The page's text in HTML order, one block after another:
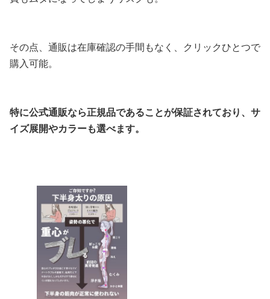
その点、通販は在庫確認の手間もなく、クリックひとつで
購入可能。
特に公式通販なら正規品であることが保証されており、サ
イズ展開やカラーも選べます。